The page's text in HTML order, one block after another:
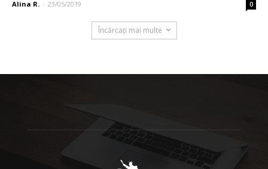
Alina R. - 23/05/2019 0
Încărcați mai multe